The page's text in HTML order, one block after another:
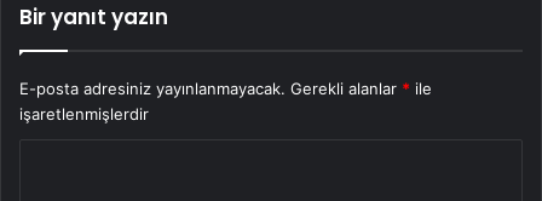
Bir yanıt yazın
E-posta adresiniz yayınlanmayacak. Gerekli alanlar * ile
işaretlenmişlerdir